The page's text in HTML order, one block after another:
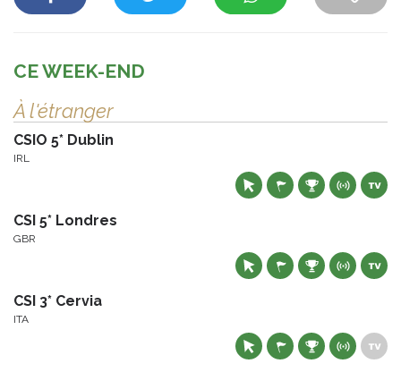
CE WEEK-END
À l'étranger
CSIO 5* Dublin
IRL
CSI 5* Londres
GBR
CSI 3* Cervia
ITA